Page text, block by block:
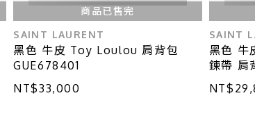
商品已售完
SAINT LAURENT
黑色 牛皮 Toy Loulou 肩背包
GUE678401
NT$33,000
SAINT
黑色 牛
鍊帶 肩